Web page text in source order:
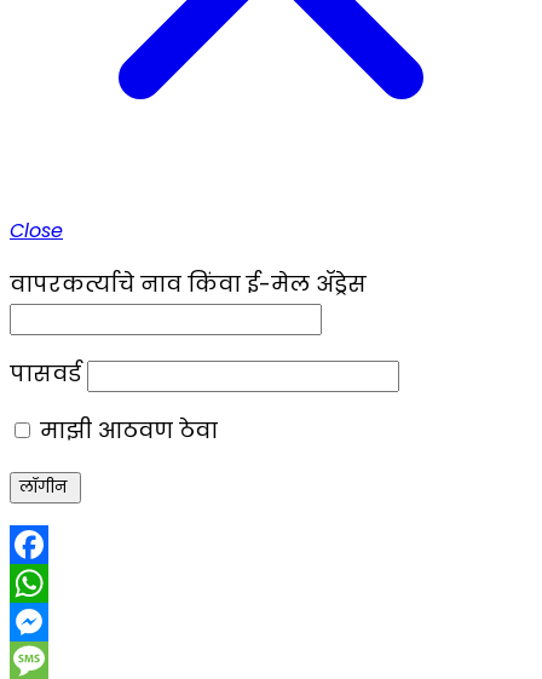
Close
वापरकर्त्याचे नाव किंवा ई-मेल ॲड्रेस
पासवर्ड
माझी आठवण ठेवा
Facebook
WhatsApp
Messenger